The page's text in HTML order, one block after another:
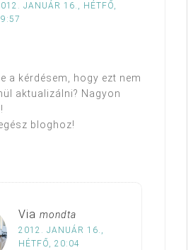
JANUÁR 16., HÉTFŐ,
a kérdésem, hogy ezt nem
aktualizálni? Nagyon
bloghoz!
Via mondta
2012. JANUÁR 16.,
HÉTFŐ, 20:04